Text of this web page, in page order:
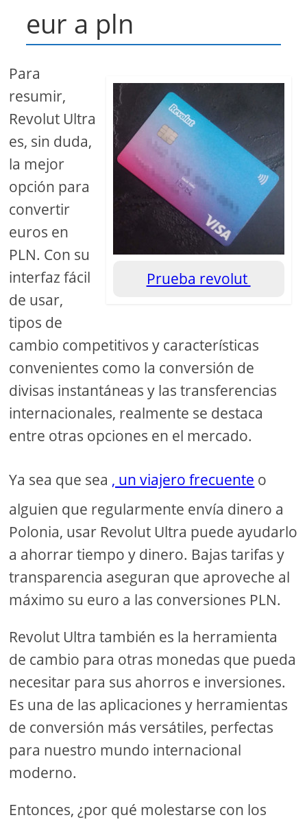
eur a pln
Prueba revolut
Para
resumir,
Revolut Ultra
es, sin duda,
la mejor
opción para
convertir
euros en
PLN. Con su
interfaz fácil
de usar,
tipos de
cambio competitivos y características
convenientes como la conversión de
divisas instantáneas y las transferencias
internacionales, realmente se destaca
entre otras opciones en el mercado.
Ya sea que sea , un viajero frecuente o
alguien que regularmente envía dinero a
Polonia, usar Revolut Ultra puede ayudarlo
a ahorrar tiempo y dinero. Bajas tarifas y
transparencia aseguran que aproveche al
máximo su euro a las conversiones PLN.
Revolut Ultra también es la herramienta
de cambio para otras monedas que pueda
necesitar para sus ahorros e inversiones.
Es una de las aplicaciones y herramientas
de conversión más versátiles, perfectas
para nuestro mundo internacional
moderno.
Entonces, ¿por qué molestarse con los